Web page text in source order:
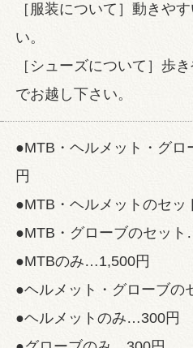
［服装について］動きや
い。
［シューズについて］歩
でお越し下さい。
●MTB・ヘルメット・グ
円
●MTB・ヘルメットのセ
●MTB・グローブのセッ
●MTBのみ…1,500円
●ヘルメット・グローブ
●ヘルメットのみ…300円